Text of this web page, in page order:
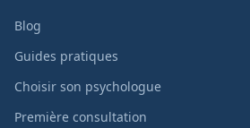
Blog
Guides pratiques
Choisir son psychologue
Première consultation